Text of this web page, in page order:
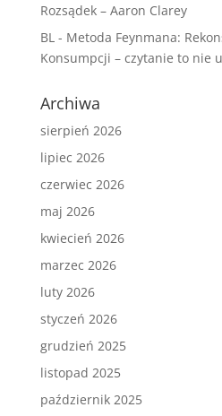
Rozsądek – Aaron Clarey
BL - Metoda Feynmana:
Konsumpcji – czytanie to nie
Archiwa
sierpień 2026
lipiec 2026
czerwiec 2026
maj 2026
kwiecień 2026
marzec 2026
luty 2026
styczeń 2026
grudzień 2025
listopad 2025
październik 2025